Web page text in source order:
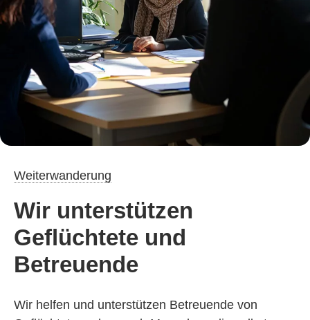
Weiterwanderung
Wir unterstützen
Geflüchtete und
Betreuende
Wir helfen und unterstützen Betreuende von